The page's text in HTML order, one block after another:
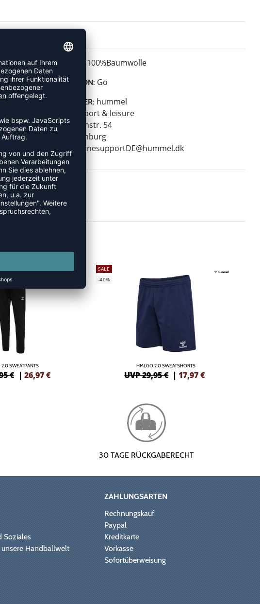
und
MATERIAL: 100%Baumwolle
KOLLEKTION: Go
HERSTELLER: hummel
hummel sport & leisure
Leverkusenstr. 54
22761 Hamburg
E-Mail:
onlinesupportDE@hummel.dk
SWEATPANTS
€ | 26,97€
SALE
-40%
HMLGO 2.0 SWEATSHORTS
UVP 29,95 € |17,97€
30 TAGE RÜCKGABERECHT
Soziales
Handballwelt
ZAHLUNGSARTEN
Rechnungskauf
Paypal
Kreditkarte
Vorkasse
Sofortüberweisung